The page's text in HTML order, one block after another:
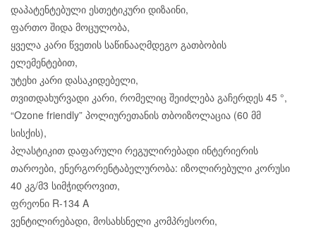
დაპატენტებული ესთეტიკური დიზაინი,
ფართო შიდა მოცულობა,
ყველა კარი წვეთის საწინააღმდეგო გათბობის
ელემენტებით,
უტეხი კარი დასაკიდებელი,
თვითდახურვადი კარი, რომელიც შეიძლება გაჩერდეს 45 °,
“Ozone friendly” პოლიურეთანის თბოიზოლაცია (60 მმ
სისქის),
პლასტიკით დაფარული რეგულირებადი ინტერიერის
თაროები, ენერგორენტაბელურობა: იზოლირებული კორუსი
40 კგ/მ3 სიმჭიდროვით,
ფრეონი R-134 A
ვენტილირებადი, მოსახსნელი კომპრესორი,